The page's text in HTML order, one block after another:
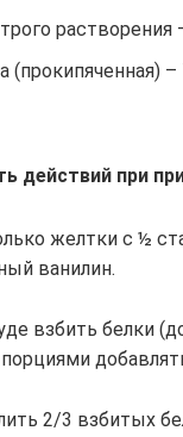
растворения
(прокипяченная) –
действий при
желтки с ½
ванилин.
взбить белки
2/3 взбитых